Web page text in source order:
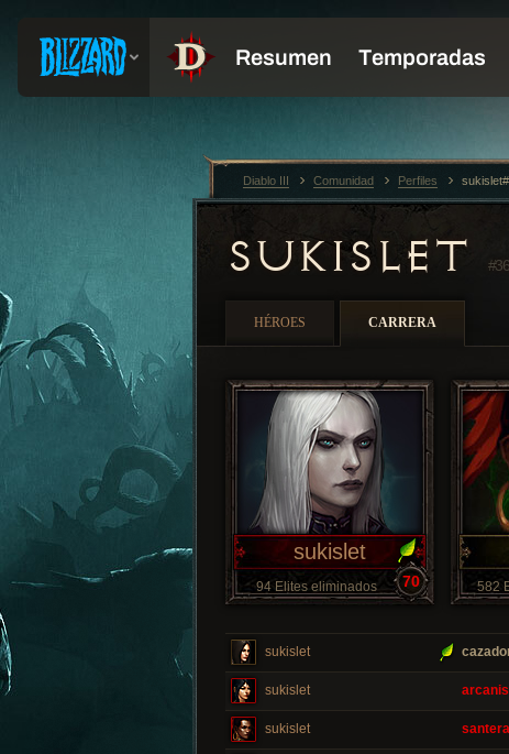
SUKISLET
HÉROES CARRERA
sukislet
94 Elites eliminados 70 582
sukislet
sukislet
sukislet santera
Diablo III Comunidad Perfiles